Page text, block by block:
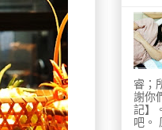
睿；
謝你
記】
吧。